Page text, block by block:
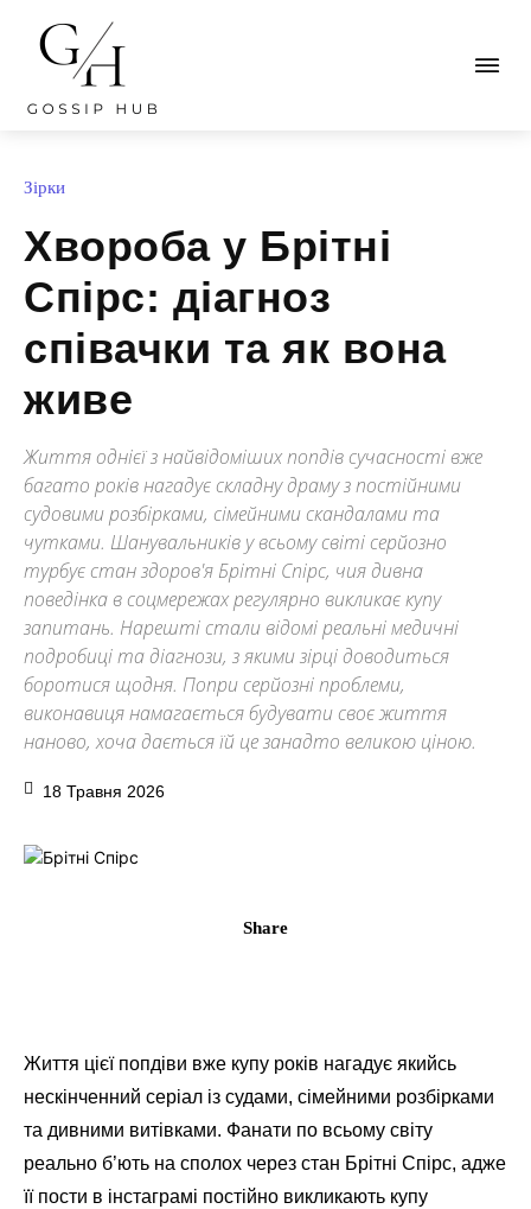
Зірки
Хвороба у Брітні
Спірс: діагноз
співачки та як вона
живе
Життя однієї з найвідоміших попдів сучасності вже
багато років нагадує складну драму з постійними
судовими розбірками, сімейними скандалами та
чутками. Шанувальників у всьому світі серйозно
турбує стан здоров'я Брітні Спірс, чия дивна
поведінка в соцмережах регулярно викликає купу
запитань. Нарешті стали відомі реальні медичні
подробиці та діагнози, з якими зірці доводиться
боротися щодня. Попри серйозні проблеми,
виконавиця намагається будувати своє життя
наново, хоча дається їй це занадто великою ціною.
18 Травня 2026
Share
Життя цієї попдіви вже купу років нагадує якийсь
нескінченний серіал із судами, сімейними розбірками
та дивними витівками. Фанати по всьому світу
реально б’ють на сполох через стан Брітні Спірс, адже
її пости в інстаграмі постійно викликають купу